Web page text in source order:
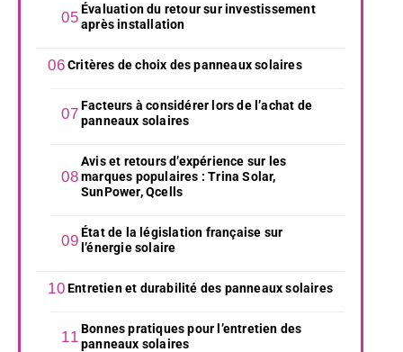
Évaluation du retour sur investissement
après installation
Critères de choix des panneaux solaires
Facteurs à considérer lors de l’achat de
panneaux solaires
Avis et retours d’expérience sur les
marques populaires : Trina Solar,
SunPower, Qcells
État de la législation française sur
l’énergie solaire
Entretien et durabilité des panneaux solaires
Bonnes pratiques pour l’entretien des
panneaux solaires